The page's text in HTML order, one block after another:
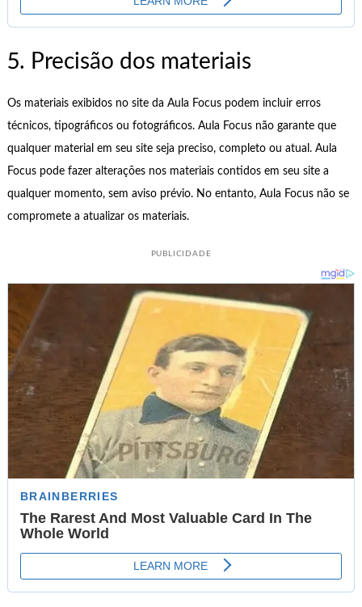
5. Precisão dos materiais
Os materiais exibidos no site da Aula Focus podem incluir erros
técnicos, tipográficos ou fotográficos. Aula Focus não garante que
qualquer material em seu site seja preciso, completo ou atual. Aula
Focus pode fazer alterações nos materiais contidos em seu site a
qualquer momento, sem aviso prévio. No entanto, Aula Focus não se
compromete a atualizar os materiais.
PUBLICIDADE